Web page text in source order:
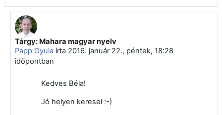
Válasz erre: Csábi Béla
Tárgy: Mahara magyar nyelv
Papp Gyulaírta 2016. január 22., péntek, 18:28
időpontban
Kedves Béla!
Jó helyen keresel :-)